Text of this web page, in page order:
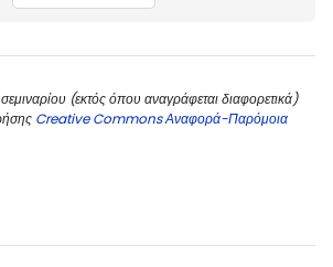
(εκτός όπου αναγράφεται διαφορετικά)
Creative Commons Αναφορά-Παρόμοια